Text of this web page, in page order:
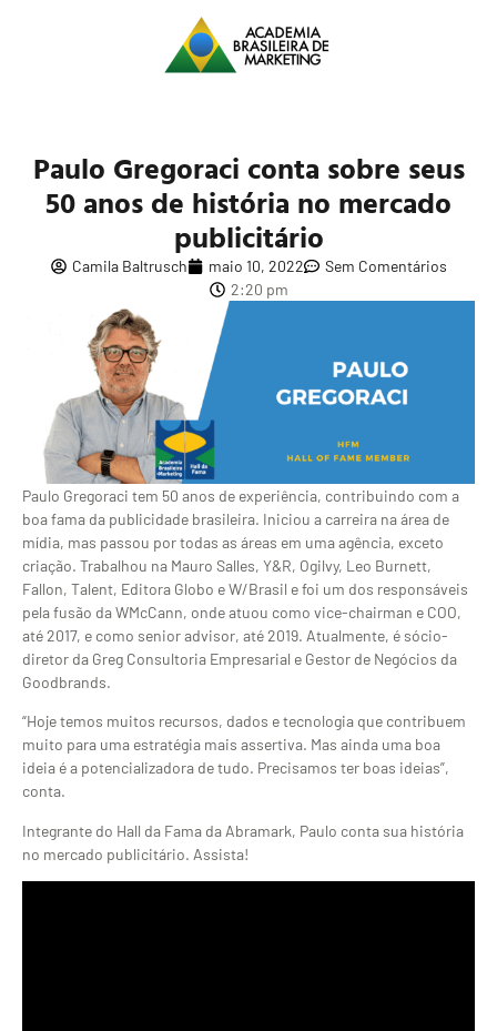
Paulo Gregoraci conta sobre seus
50 anos de história no mercado
publicitário
Camila Baltrusch maio 10, 2022
Sem Comentários
2:20 pm
Paulo Gregoraci tem 50 anos de experiência, contribuindo com a
boa fama da publicidade brasileira. Iniciou a carreira na área de
mídia, mas passou por todas as áreas em uma agência, exceto
criação. Trabalhou na Mauro Salles, Y&R, Ogilvy, Leo Burnett,
Fallon, Talent, Editora Globo e W/Brasil e foi um dos responsáveis
pela fusão da WMcCann, onde atuou como vice-chairman e COO,
até 2017, e como senior advisor, até 2019. Atualmente, é sócio-
diretor da Greg Consultoria Empresarial e Gestor de Negócios da
Goodbrands.
“Hoje temos muitos recursos, dados e tecnologia que contribuem
muito para uma estratégia mais assertiva. Mas ainda uma boa
ideia é a potencializadora de tudo. Precisamos ter boas ideias”,
conta.
Integrante do Hall da Fama da Abramark, Paulo conta sua história
no mercado publicitário. Assista!